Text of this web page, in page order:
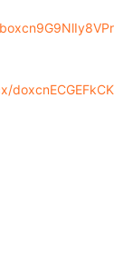
doxcnECGEFkCK